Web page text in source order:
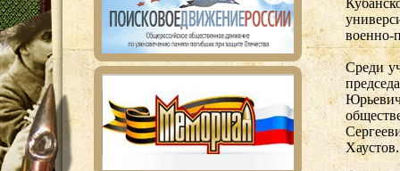
военно-
Среди
Хаустов.